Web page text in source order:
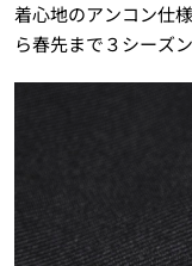
着心地のアンコン仕
ら春先まで３シーズン